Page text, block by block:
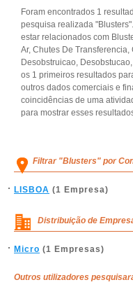
Foram encontrados 1
pesquisa realizada
estar relacionados com
Ar, Chutes De
Desobstruicao,
os 1 primeiros resultados
outros dados comerciais e
coincidências de uma
para mostrar esses
Filtrar "Blusters" por
LISBOA (1 Empresa)
Distribuição de
Micro (1 Empresas)
Outros utilizadores